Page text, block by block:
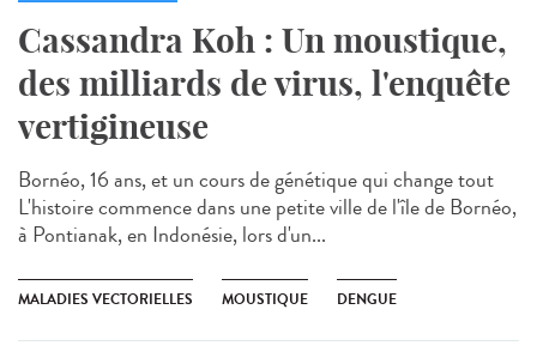
Cassandra Koh : Un moustique,
des milliards de virus, l'enquête
vertigineuse
Bornéo, 16 ans, et un cours de génétique qui change tout
L'histoire commence dans une petite ville de l'île de Bornéo,
à Pontianak, en Indonésie, lors d'un...
MALADIES VECTORIELLES MOUSTIQUE DENGUE